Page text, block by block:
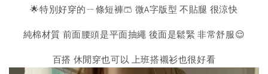
🌟特別好穿的ㄧ條短褲🩳 微A字版型 不貼腿 很涼快
純棉材質 前面腰頭是平面抽繩 後面是鬆緊 非常舒服😌
百搭 休閒穿也可以 上班搭襯衫也很好看